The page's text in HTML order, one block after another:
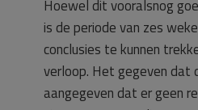
Hoewel dit vooralsnog
is de periode van zes
conclusies te kunnen
verloop. Het gegeven dat
aangegeven dat er geen